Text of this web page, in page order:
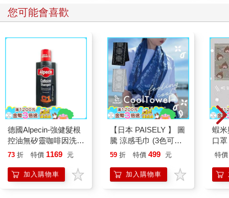
您可能會喜歡
德國Alpecin-強健髮根
控油無矽靈咖啡因洗髮
凝露375ml/瓶-C1強健
調理頭皮洗髮液/0矽靈
滋潤洗頭髮水/一般髮
73 折 特價 1169 元
加入購物車
【日本 PAISELY 】 圖
騰 涼感毛巾 (3色可選)
涼感毛巾 涼感巾 冰涼
毛巾
59 折 特價 499 元
加入購物車
蝦
口
特價